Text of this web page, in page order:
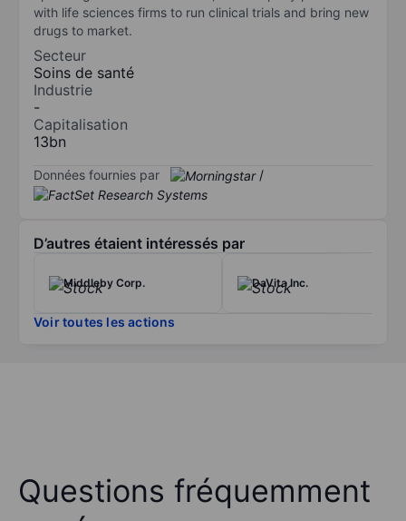
with life sciences firms to run clinical trials and bring new
drugs to market.
Secteur
Soins de santé
Industrie
-
Capitalisation
13bn
Données fournies par /
D’autres étaient intéressés par
Middleby Corp. DaVita Inc.
Voir toutes les actions
Questions fréquemment